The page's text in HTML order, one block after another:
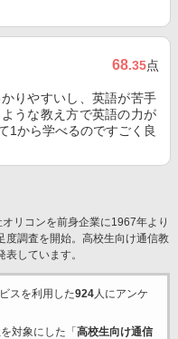
68.35点
りやすいし、英語が苦手
うな教え方で英語の力が
1から学べるのですごく良
リコンを前身企業に1967年より
度調査を開始。高校生向け通信教
しています。
スを利用した924人にアンケ
対象にした「 高校生向け通信